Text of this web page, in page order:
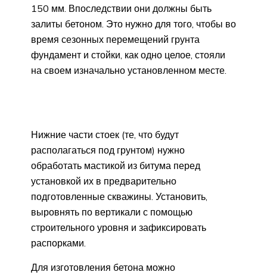
150 мм. Впоследствии они должны быть
залиты бетоном. Это нужно для того, чтобы во
время сезонных перемещений грунта
фундамент и стойки, как одно целое, стояли
на своем изначально установленном месте.
Нижние части стоек (те, что будут
располагаться под грунтом) нужно
обработать мастикой из битума перед
установкой их в предварительно
подготовленные скважины. Установить,
выровнять по вертикали с помощью
строительного уровня и зафиксировать
распорками.
Для изготовления бетона можно